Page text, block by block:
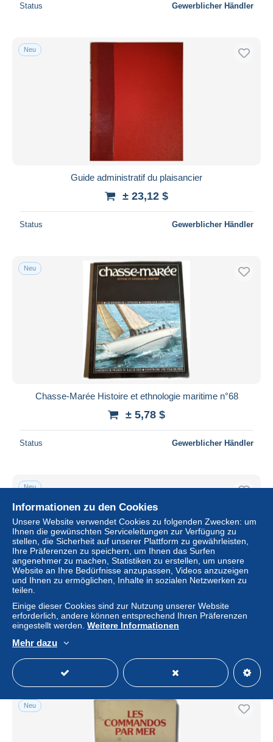
Status Gewerblicher Händler
Neu
Guide administratif du plaisancier
± 23,12 $
Status Gewerblicher Händler
Neu
Chasse-Marée Histoire et ethnologie maritime n°68
± 5,78 $
Status Gewerblicher Händler
Neu
Marine Nationale
± 15,03 $
Status Gewerblicher Händler
Neu
Informationen zu den Cookies
Unsere Website verwendet Cookies zu folgenden Zwecken: um
Ihnen die gewünschten Serviceleitungen zur Verfügung zu
stellen, die Sicherheit auf unserer Plattform zu gewährleisten,
Ihre Präferenzen zu speichern, um Ihnen das Surfen
angenehmer zu machen, Statistiken zu erstellen, um unsere
Website an Ihre Bedürfnisse anzupassen, Videos anzuzeigen
und Ihnen zu ermöglichen, Inhalte in sozialen Netzwerken zu
teilen.
Einige dieser Cookies sind zur Nutzung unserer Website
erforderlich, andere können entsprechend Ihren Präferenzen
eingestellt werden. Weitere Informationen
Mehr dazu